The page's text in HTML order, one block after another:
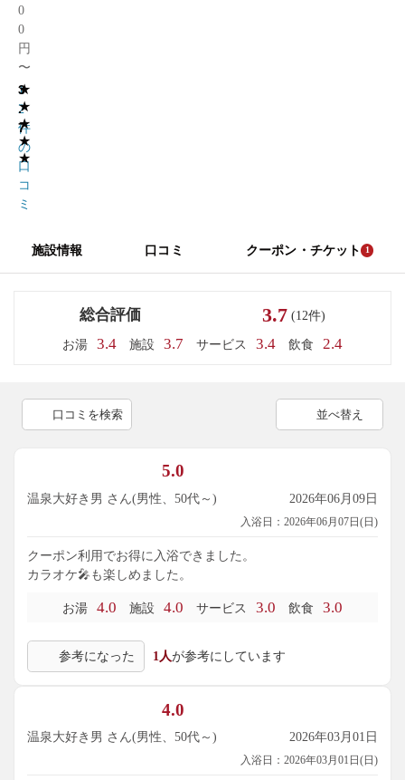
0
0
円
〜
★
★
★
★
★
3
.
7
1
2
件
の
口
コ
ミ
施設情報 口コミ クーポン・チケット 1
総合評価 3.7 (12件)
お湯 3.4 施設 3.7 サービス 3.4 飲食 2.4
口コミを検索 並べ替え
5.0
温泉大好き男 さん(男性、50代～) 2026年06月09日
入浴日：2026年06月07日(日)
クーポン利用でお得に入浴できました。
カラオケ🎤も楽しめました。
お湯 4.0 施設 4.0 サービス 3.0 飲食 3.0
参考になった 1人が参考にしています
4.0
温泉大好き男 さん(男性、50代～) 2026年03月01日
入浴日：2026年03月01日(日)